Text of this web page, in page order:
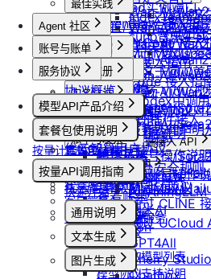
更新Pod实例端口
设置/更新定时关机
取消定时关机
Vidu/文
Vidu/图
Vidu/参
Vidu/首
Vidu/视
Vidu/对
Wan-AI/
Wan-AI/
Wan-AI/
Wan-AI/
Wan-AI/
Wan-AI/
OpenAI/
OpenAI/
OpenAI/
OpenAI/
MiniMax/
MiniMax/
IndexTeam/
suno音乐生成
MiniMax/
通义千问
最佳实践
OpenClaw 接入指
Claude Code 接入
Codex 接入指南
OpenCode 接入指
如何在codex中调
ComfyUI插件接入
常见客户端接入 API
Dify
RAGFlow
AnythingLLM
纳米AI
n8n
GPT4All
Cherry Studio
Chatbox
MCP 说明
MCP 简介
通过 CLINE
通过 UCloud
Agent 社区
产品介绍
产品介绍
快速开始
控制台操作
Agent广场
操作指南
模型配置
计费说明
升配与续费
到期与数据说明
账号与账单
账号注册
注册流程
注销账号
实名认证
认证概览
个人认证
高校认证
企业认证
团队管理
团队功能概览
管理员账号操作说明
团队成员账号操作
账单与发票
账号充值
提现规则
查看账单
开具发票
服务协议
协议概览
优云智算服务框架协议
优云智算云服务法律声明
优云智算用户协议
优云智算云平台安全规则
优云智算激励活动协议
模型API产品介绍
模型API服务
套餐包使用说明
套餐包快速上手
套餐计费逻辑
套餐用量统计
客户端接入
OpenClaw 云端服务
按量计费说明
按量API调用指南
快速开始
通用说明
认证鉴权
错误码
文本生成
如何获取模型列表
模型协议支持说明
图片生成